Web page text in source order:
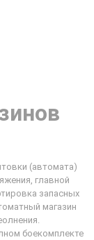
(автомата)
главной
запасных
магазин
боекомплекте